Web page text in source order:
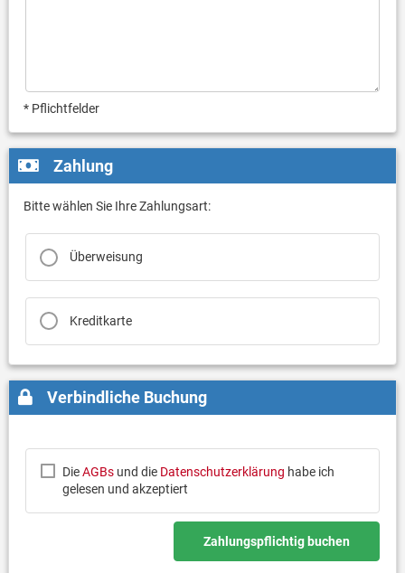
* Pflichtfelder
Zahlung
Bitte wählen Sie Ihre Zahlungsart:
Überweisung
Kreditkarte
Verbindliche Buchung
DieAGBsund die Datenschutzerklärung habe ich
gelesen und akzeptiert
Zahlungspflichtig buchen